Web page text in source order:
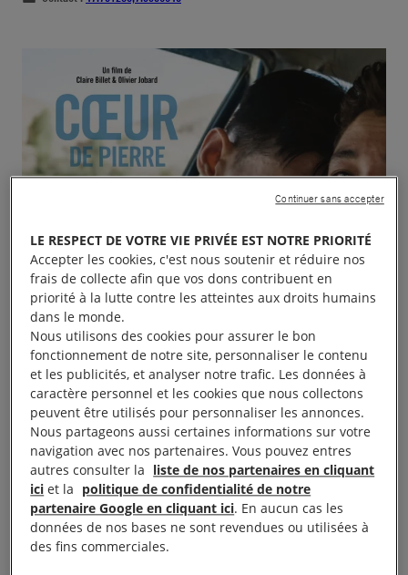
Notre prochain débat cinéma qui aura lieu le 3 Mars
prochain au cinéma Chaplin Denfert : 24 place
Denfert Rochereau
LE RESPECT DE VOTRE VIE PRIVÉE EST NOTRE PRIORITÉ
Accepter les cookies, c'est nous soutenir et réduire nos
frais de collecte afin que vos dons contribuent en
priorité à la lutte contre les atteintes aux droits humains
dans le monde.
Nous utilisons des cookies pour assurer le bon
fonctionnement de notre site, personnaliser le contenu
et les publicités, et analyser notre trafic. Les données à
caractère personnel et les cookies que nous collectons
peuvent être utilisés pour personnaliser les annonces.
Nous partageons aussi certaines informations sur votre
navigation avec nos partenaires. Vous pouvez entres
autres consulter la liste de nos partenaires en cliquant
ici et la politique de confidentialité de notre
partenaire Google en cliquant ici. En aucun cas les
données de nos bases ne sont revendues ou utilisées à
des fins commerciales.
Continuer sans accepter